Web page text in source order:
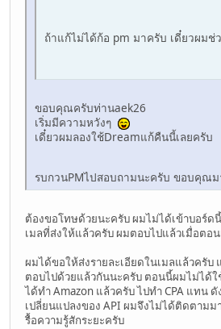
ถ้าแก้ไม่ได้ก้อ pm มาครับ เดี๋ยวผมช่
ขอบคุณครับท่านaek26
เริ่มมีความหวังๆ
เดี๋ยวผมลองใช้Dreamแก้คืนนี้เลยครั
รบกวนPMไปสอบถามนะครับ ขอบคุณ
ต้องขอโทษด้วยนะครับ ผมไม่ได้เข้าบอร์
เมลที่ส่งให้แล้วครับ ผมตอบไปแล้วเมื่อตอ
ผมได้ขอให้ส่งรายละเอียดในเมลแล้วครับ
ตอบไปด้วยแล้วกันนะครับ ตอนนี้ผมไม่ได้ใ
ได้ทำ Amazon แล้วครับ ไปทำ CPA แทน
เปลี่ยนแปลงของ API ผมจึงไม่ได้ติดตาม
รื้อความรู้สักระยะครับ